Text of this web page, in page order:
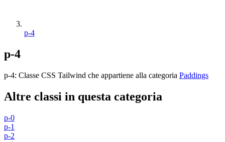
p-4
p-4
p-4: Classe CSS Tailwind che appartiene alla categoria Paddings
Altre classi in questa categoria
p-0
p-1
p-2